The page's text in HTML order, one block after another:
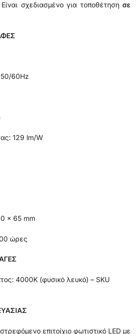
σχεδιασμένο για τοποθέτηση σε
60Hz
129 lm/W
x 65 mm
ώρες
4000K (φυσικό λευκό) – SKU
επιτοίχιο φωτιστικό LED με